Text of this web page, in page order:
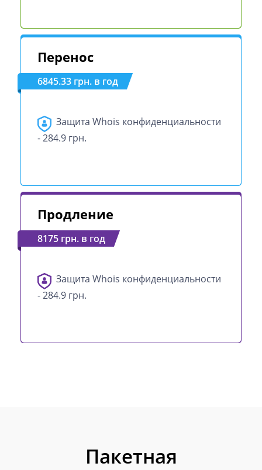
Перенос
6845.33 грн. в год
Защита Whois конфиденциальности
- 284.9 грн.
Продление
8175 грн. в год
Защита Whois конфиденциальности
- 284.9 грн.
Пакетная